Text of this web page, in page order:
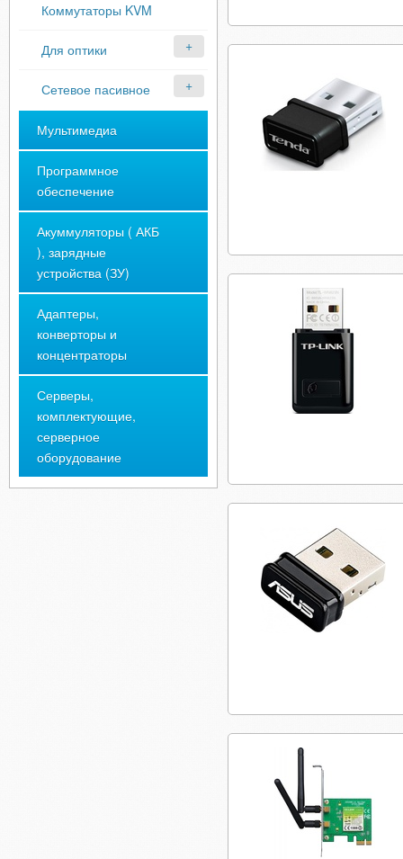
Коммутаторы KVM
Для оптики
Сетевое пасивное
Мультимедиа
Программное
обеспечение
Акуммуляторы ( АКБ
), зарядные
устройства (ЗУ)
Адаптеры,
конверторы и
концентраторы
Серверы,
комплектующие,
серверное
оборудование